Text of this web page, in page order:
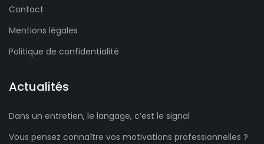
Contact
Mentions légales
Politique de confidentialité
Actualités
Dans un entretien, le langage, c’est le signal
Vous pensez connaître vos motivations professionnelles ?